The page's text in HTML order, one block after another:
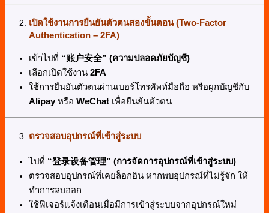
เปิดใช้งานการยืนยันตัวตนสองขั้นตอน (Two-Factor
Authentication – 2FA)
เข้าไปที่ “账户安全” (ความปลอดภัยบัญชี)
เลือกเปิดใช้งาน 2FA
ใช้การยืนยันตัวตนผ่านเบอร์โทรศัพท์มือถือ หรือผูกบัญชีกับ
Alipayหรือ WeChat เพื่อยืนยันตัวตน
ตรวจสอบอุปกรณ์ที่เข้าสู่ระบบ
ไปที่ “登录设备管理” (การจัดการอุปกรณ์ที่เข้าสู่ระบบ)
ตรวจสอบอุปกรณ์ที่เคยล็อกอิน หากพบอุปกรณ์ที่ไม่รู้จัก ให้
ทำการลบออก
ใช้ฟีเจอร์แจ้งเตือนเมื่อมีการเข้าสู่ระบบจากอุปกรณ์ใหม่